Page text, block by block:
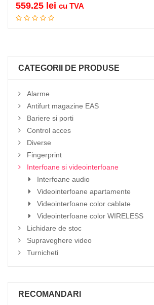
559.25 lei cu TVA
CATEGORII DE PRODUSE
Alarme
Antifurt magazine EAS
Bariere si porti
Control acces
Diverse
Fingerprint
Interfoane si videointerfoane
Interfoane audio
Videointerfoane apartamente
Videointerfoane color cablate
Videointerfoane color WIRELESS
Lichidare de stoc
Supraveghere video
Turnicheti
RECOMANDARI